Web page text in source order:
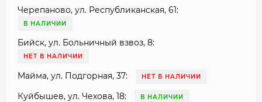
Черепаново, ул. Республиканская, 61:
В НАЛИЧИИ
Бийск, ул. Больничный взвоз, 8:
НЕТ В НАЛИЧИИ
Майма, ул. Подгорная, 37: НЕТ В НАЛИЧИИ
Куйбышев, ул. Чехова, 18: В НАЛИЧИИ